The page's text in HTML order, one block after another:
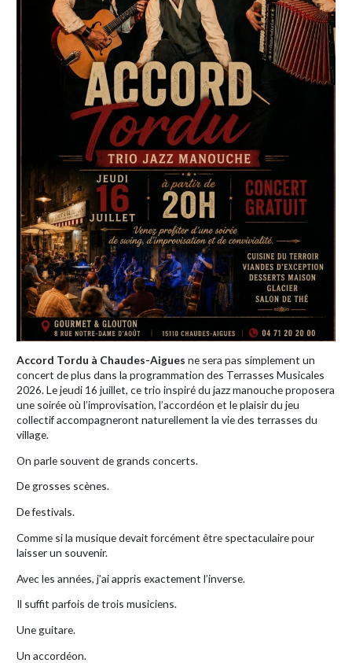
Accord Tordu à Chaudes-Aigues ne sera pas simplement un
concert de plus dans la programmation des Terrasses Musicales
2026. Le jeudi 16 juillet, ce trio inspiré du jazz manouche proposera
une soirée où l’improvisation, l’accordéon et le plaisir du jeu
collectif accompagneront naturellement la vie des terrasses du
village.
On parle souvent de grands concerts.
De grosses scènes.
De festivals.
Comme si la musique devait forcément être spectaculaire pour
laisser un souvenir.
Avec les années, j’ai appris exactement l’inverse.
Il suffit parfois de trois musiciens.
Une guitare.
Un accordéon.